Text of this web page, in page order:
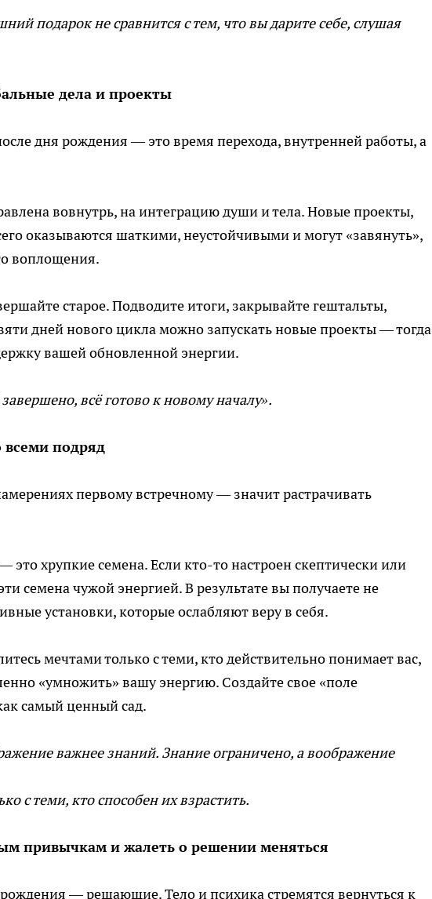
подарок не сравнится с тем, что вы дарите себе, слушая
дела и проекты
дня рождения — это время перехода, внутренней работы, а
вовнутрь, на интеграцию души и тела. Новые проекты,
оказываются шаткими, неустойчивыми и могут «завянуть»,
воплощения.
старое. Подводите итоги, закрывайте гештальты,
дней нового цикла можно запускать новые проекты — тогда
вашей обновленной энергии.
всё готово к новому началу».
всеми подряд
первому встречному — значит растрачивать
хрупкие семена. Если кто-то настроен скептически или
семена чужой энергией. В результате вы получаете не
установки, которые ослабляют веру в себя.
мечтами только с теми, кто действительно понимает вас,
«умножить» вашу энергию. Создайте свое «поле
самый ценный сад.
важнее знаний. Знание ограничено, а воображение
с теми, кто способен их взрастить.
привычкам и жалеть о решении меняться
— решающие. Тело и психика стремятся вернуться к